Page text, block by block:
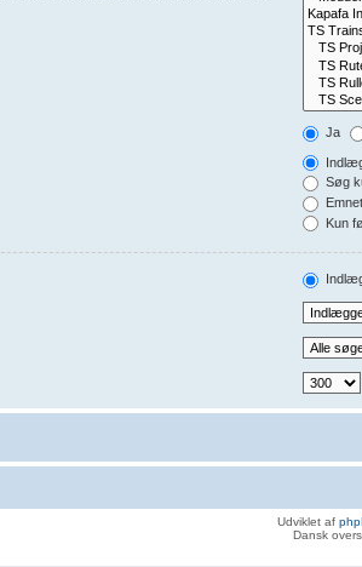
Ja
Søg
Kun
Udviklet af
Dansk